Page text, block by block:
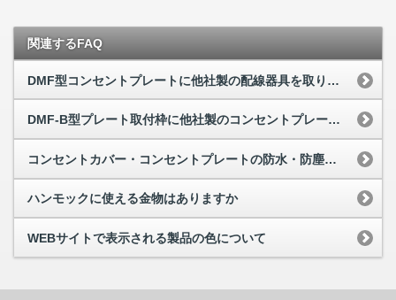
関連するFAQ
DMF型コンセントプレートに他社製の配線器具を取り付けても大丈夫ですか
DMF-B型プレート取付枠に他社製のコンセントプレートを取り付けたいのですが可能でしょうか
コンセントカバー・コンセントプレートの防水・防塵について
ハンモックに使える金物はありますか
WEBサイトで表示される製品の色について